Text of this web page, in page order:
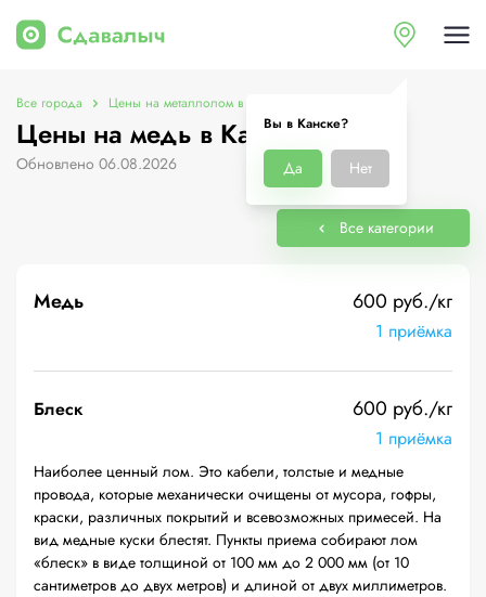
Вы в Канске?
Да Нет
Все города Цены на металлолом в Канске
Цены на медь в Канске
Обновлено 06.08.2026
Все категории
Медь 600 руб./кг
1 приёмка
Блеск 600 руб./кг
1 приёмка
Наиболее ценный лом. Это кабели, толстые и медные
провода, которые механически очищены от мусора, гофры,
краски, различных покрытий и всевозможных примесей. На
вид медные куски блестят. Пункты приема собирают лом
«блеск» в виде толщиной от 100 мм до 2 000 мм (от 10
сантиметров до двух метров) и длиной от двух миллиметров.